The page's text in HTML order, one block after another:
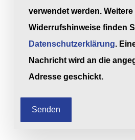
verwendet werden.
Widerrufshinweise finden
Datenschutzerklärung.
Nachricht wird an die
Adresse geschickt.